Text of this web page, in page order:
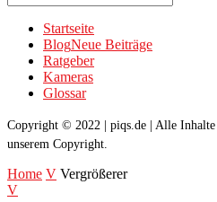
Startseite
BlogNeue Beiträge
Ratgeber
Kameras
Glossar
Copyright © 2022 | piqs.de | Alle Inhalte
unserem Copyright.
Home V Vergrößerer
V